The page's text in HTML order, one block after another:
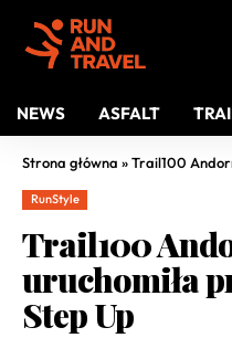
NEWS ASFALT
Strona główna »Trail100 Andorra
RunStyle
Trail100
uruchomiła
Step Up